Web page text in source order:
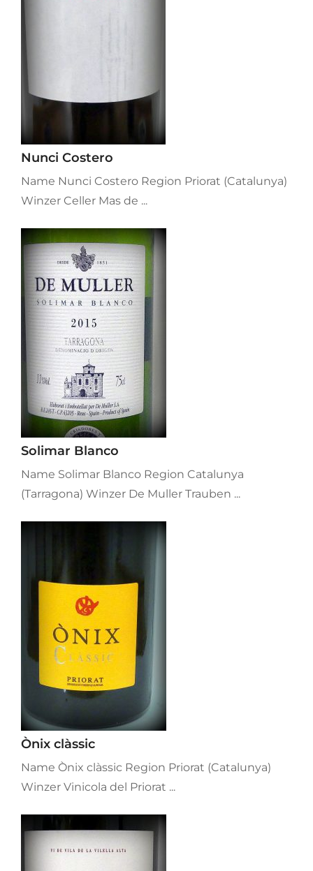
Nunci Costero
Name Nunci Costero Region Priorat (Catalunya)
Winzer Celler Mas de ...
Solimar Blanco
Name Solimar Blanco Region Catalunya
(Tarragona) Winzer De Muller Trauben ...
Ònix clàssic
Name Ònix clàssic Region Priorat (Catalunya)
Winzer Vinicola del Priorat ...